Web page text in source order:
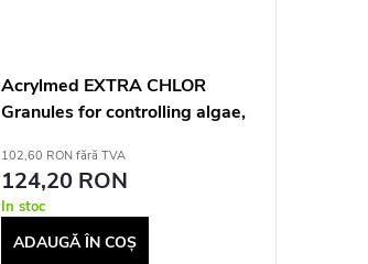
Acrylmed EXTRA CHLOR
Granules for controlling algae,
swimming pools, 0,4 kg
102,60 RON fără TVA
124,20 RON
In stoc
ADAUGĂ ÎN COŞ